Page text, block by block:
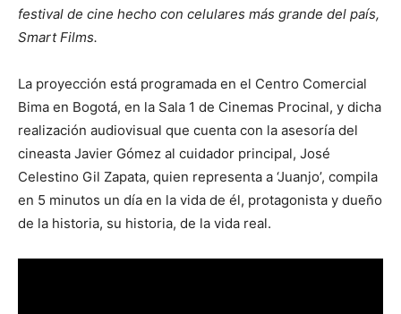
festival de cine hecho con celulares más grande del país,
Smart Films.
La proyección está programada en el Centro Comercial
Bima en Bogotá, en la Sala 1 de Cinemas Procinal, y dicha
realización audiovisual que cuenta con la asesoría del
cineasta Javier Gómez al cuidador principal, José
Celestino Gil Zapata, quien representa a ‘Juanjo’, compila
en 5 minutos un día en la vida de él, protagonista y dueño
de la historia, su historia, de la vida real.